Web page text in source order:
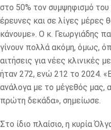
στο 50% τον συμψηφισμό
έρευνες και σε λίγες μέρες
κάνουμε». Ο κ. Γεωργιάδης
γίνουν πολλά ακόμη, όμως,
αιτήσεις για νέες κλινικές
ήταν 272, ενώ 212 το 2024.
ανάλογα με το μέγεθός μας,
πρώτη δεκάδα», σημείωσε.
Στο ίδιο πλαίσιο, η κυρία